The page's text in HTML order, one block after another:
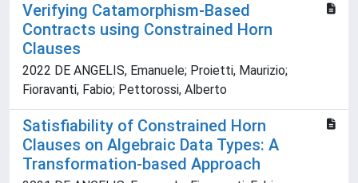
Verifying Catamorphism-Based
Contracts using Constrained Horn
Clauses
2022 DE ANGELIS, Emanuele; Proietti, Maurizio;
Fioravanti, Fabio; Pettorossi, Alberto
Satisfiability of Constrained Horn
Clauses on Algebraic Data Types: A
Transformation-based Approach